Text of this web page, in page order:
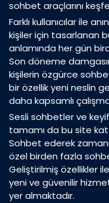
sohbet araçlarını
Farklı kullanıcılar ile
kişiler için tasarlanan
anlamında her gün
Son döneme
kişilerin özgürce
bir özellik yeni neslin
daha kapsamlı
Sesli sohbetler ve
tamamı da bu site
Sohbet ederek
özel birden fazla
Geliştirilmiş özellikler
yeni ve güvenilir
yer almaktadır.